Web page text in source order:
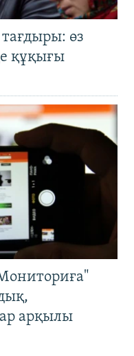
өз
құқығы
арқылы